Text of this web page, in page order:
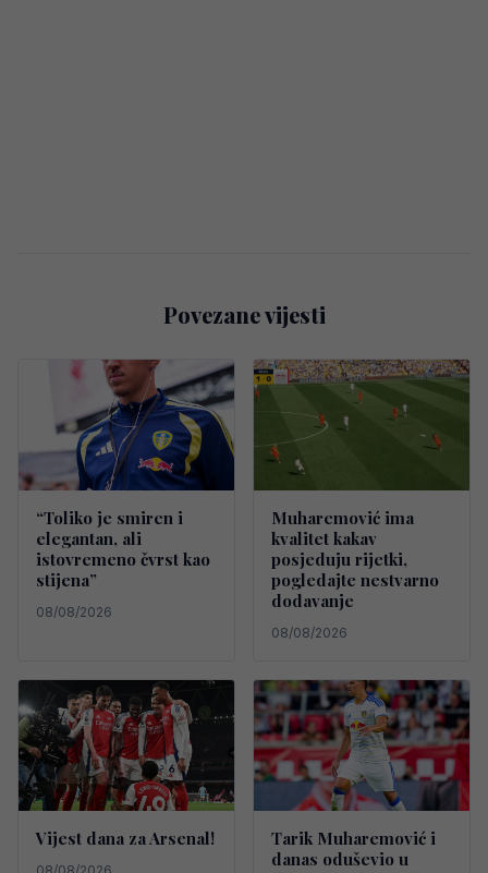
Povezane vijesti
“Toliko je smiren i
elegantan, ali
istovremeno čvrst kao
stijena”
08/08/2026
Muharemović ima
kvalitet kakav
posjeduju rijetki,
pogledajte nestvarno
dodavanje
08/08/2026
Vijest dana za Arsenal!
Tarik Muharemović i
danas oduševio u